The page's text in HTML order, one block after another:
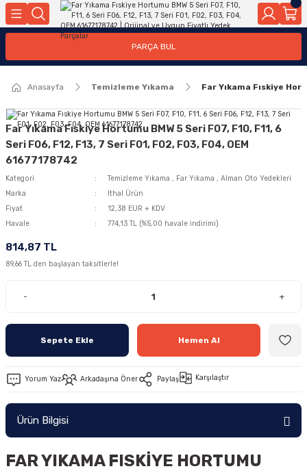
Geri Dön
Geri Dön
Geri Dön
Yakıt Pompası, Yakıt Hatları
Motor Elektrik
Ateşleme Buji Bobin Buji Kablosu
Geri Dön
Geri Dön
Geri Dön
Kollar
Geri Dön
Geri Dön
Ön Arka
Geri Dön
PARÇA BUL
Anasayfa Temizleme Yıkama Far Yıkama Fıskiye
Far Yıkama Fıskiye Hortumu BMW 5 Seri F07, F10, F11, 6
Seri F06, F12, F13, 7 Seri F01, F02, F03, F04, OEM
61677178742
Kategori Temizleme Yıkama , Far Yıkama , Alman Oto Yedekleri
Marka
İthal Ürün
Fiyat
12,38 EUR + KDV
Havale
774,13 TL (%5,00 havale indirimi)
814,87 TL
89,66 TL den başlayan taksitlerle!
- +
Sepete Ekle Hemen Al
Yorum Yaz Arkadaşına Öner Paylaş Karşılaştır
Ürün Bilgisi
FAR YIKAMA FISKİYE HORTUMU